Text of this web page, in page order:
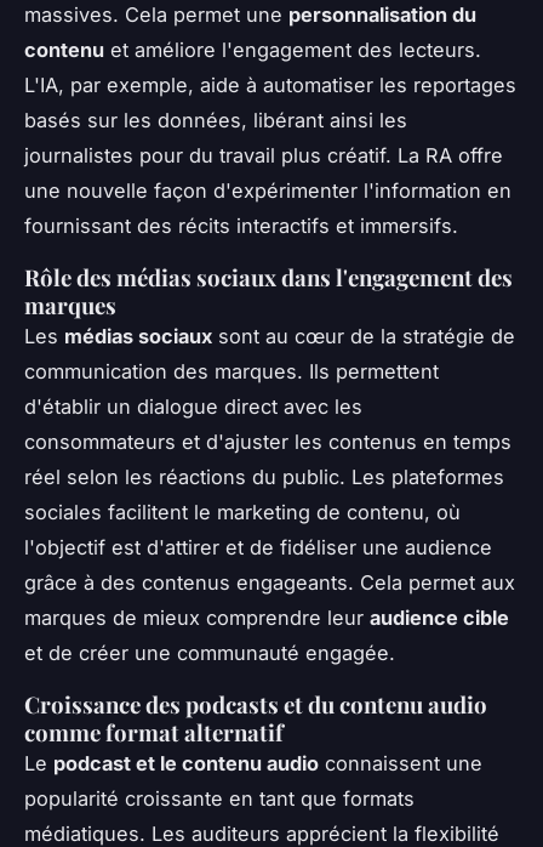
massives. Cela permet une personnalisation du
contenu et améliore l'engagement des lecteurs.
L'IA, par exemple, aide à automatiser les reportages
basés sur les données, libérant ainsi les
journalistes pour du travail plus créatif. La RA offre
une nouvelle façon d'expérimenter l'information en
fournissant des récits interactifs et immersifs.
Rôle des médias sociaux dans l'engagement des
marques
Les médias sociaux sont au cœur de la stratégie de
communication des marques. Ils permettent
d'établir un dialogue direct avec les
consommateurs et d'ajuster les contenus en temps
réel selon les réactions du public. Les plateformes
sociales facilitent le marketing de contenu, où
l'objectif est d'attirer et de fidéliser une audience
grâce à des contenus engageants. Cela permet aux
marques de mieux comprendre leur audience cible
et de créer une communauté engagée.
Croissance des podcasts et du contenu audio
comme format alternatif
Le podcast et le contenu audio connaissent une
popularité croissante en tant que formats
médiatiques. Les auditeurs apprécient la flexibilité